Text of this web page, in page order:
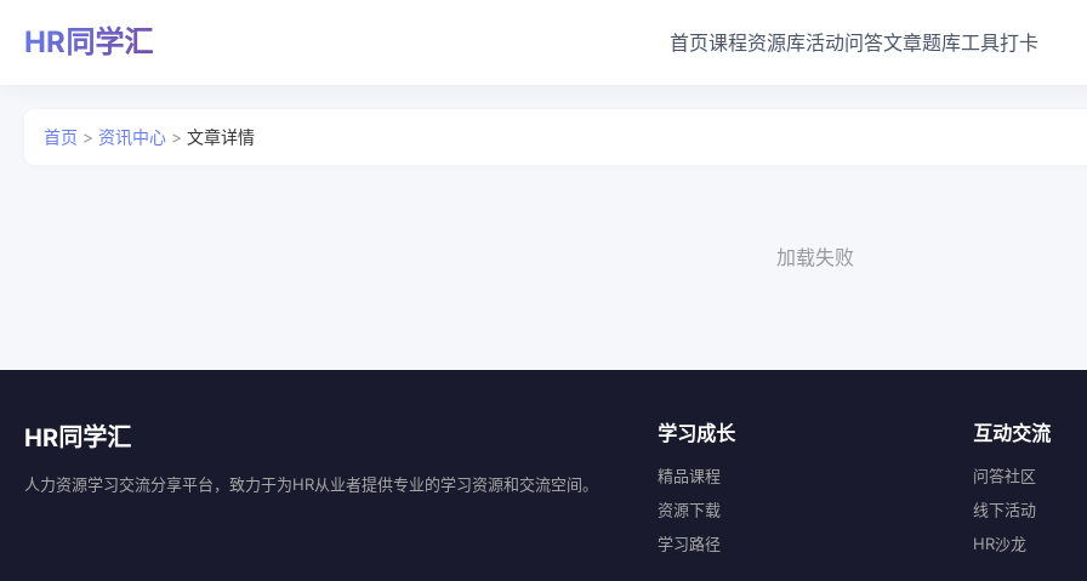
HR同学汇 首页课程资源库活动问答文章题库工具打卡
首页 > 资讯中心 > 文章详情
加载失败
HR同学汇
人力资源学习交流分享平台，致力于为HR从业者提供专业的学习资源和交流空间。
学习成长
精品课程
资源下载
学习路径
互动交流
问答社区
线下活动
HR沙龙